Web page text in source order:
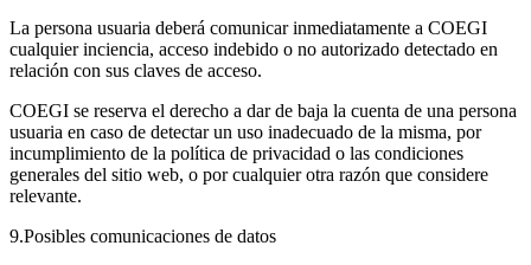
La persona usuaria deberá comunicar inmediatamente a COEGI
cualquier inciencia, acceso indebido o no autorizado detectado en
relación con sus claves de acceso.
COEGI se reserva el derecho a dar de baja la cuenta de una persona
usuaria en caso de detectar un uso inadecuado de la misma, por
incumplimiento de la política de privacidad o las condiciones
generales del sitio web, o por cualquier otra razón que considere
relevante.
9.Posibles comunicaciones de datos